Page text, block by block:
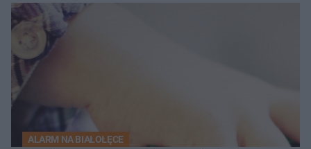
ALARM NA BIAŁOŁĘCE